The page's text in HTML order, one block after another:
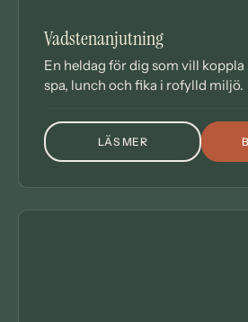
Vadstenanjutning
En heldag för dig som vill
spa, lunch och fika i rofylld miljö.
LÄS MER
OM
DAGSPA